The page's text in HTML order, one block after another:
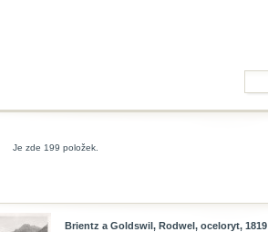
Je zde 199 položek.
Brientz a Goldswil, Rodwel, oceloryt, 1819